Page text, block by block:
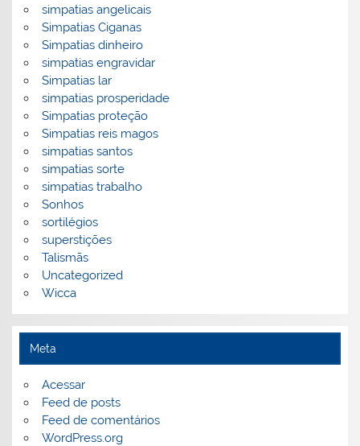
simpatias angelicais
Simpatias Ciganas
Simpatias dinheiro
simpatias engravidar
Simpatias lar
simpatias prosperidade
Simpatias proteção
Simpatias reis magos
simpatias santos
simpatias sorte
simpatias trabalho
Sonhos
sortilégios
superstições
Talismãs
Uncategorized
Wicca
Meta
Acessar
Feed de posts
Feed de comentários
WordPress.org